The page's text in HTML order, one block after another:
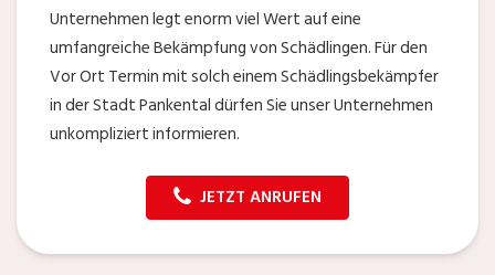
Unternehmen legt enorm viel Wert auf eine
umfangreiche Bekämpfung von Schädlingen. Für den
Vor Ort Termin mit solch einem Schädlingsbekämpfer
in der Stadt Pankental dürfen Sie unser Unternehmen
unkompliziert informieren.
JETZT ANRUFEN